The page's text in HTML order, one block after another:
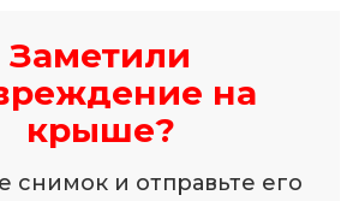
Заметили
на
крыше?
снимок и отправьте его